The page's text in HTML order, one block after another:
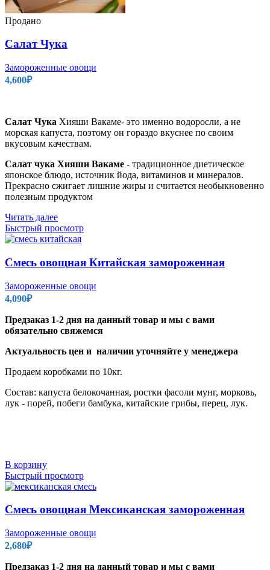
Продано
Салат Чука
Замороженные овощи
4,600₽
Салат Чука Хияши Вакаме- это именно водоросли, а не
морская капуста, поэтому он гораздо вкуснее по своим
вкусовым качествам.
Салат чука Хияши Вакаме - традиционное диетическое
японское блюдо, источник йода, витаминов и минералов.
Прекрасно сжигает лишние жиры и считается необыкновенно
полезным продуктом
Читать далее
Быстрый просмотр
Смесь овощная Китайская замороженная
Замороженные овощи
4,090₽
Предзаказ 1-2 дня на данный товар и мы с вами
обязательно свяжемся
Актуальность цен и наличии уточняйте у менеджера
Продаем коробками по 10кг.
Состав: капуста белокочанная, ростки фасоли мунг, морковь,
лук - порей, побеги бамбука, китайские грибы, перец, лук.
В корзину
Быстрый просмотр
Смесь овощная Мексиканская замороженная
Замороженные овощи
2,680₽
Предзаказ 1-2 дня на данный товар и мы с вами